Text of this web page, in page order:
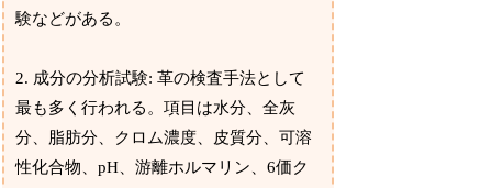
験などがある。
2. 成分の分析試験: 革の検査手法として
最も多く行われる。項目は水分、全灰
分、脂肪分、クロム濃度、皮質分、可溶
性化合物、pH、游離ホルマリン、6価ク